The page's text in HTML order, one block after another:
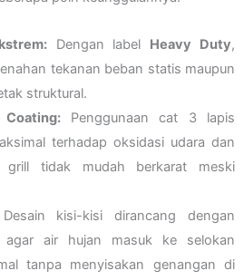
Dengan label Heavy Duty,
tekanan beban statis maupun
struktural.
Penggunaan cat 3 lapis
terhadap oksidasi udara dan
grill tidak mudah berkarat meski
kisi-kisi dirancang dengan
agar air hujan masuk ke selokan
tanpa menyisakan genangan di